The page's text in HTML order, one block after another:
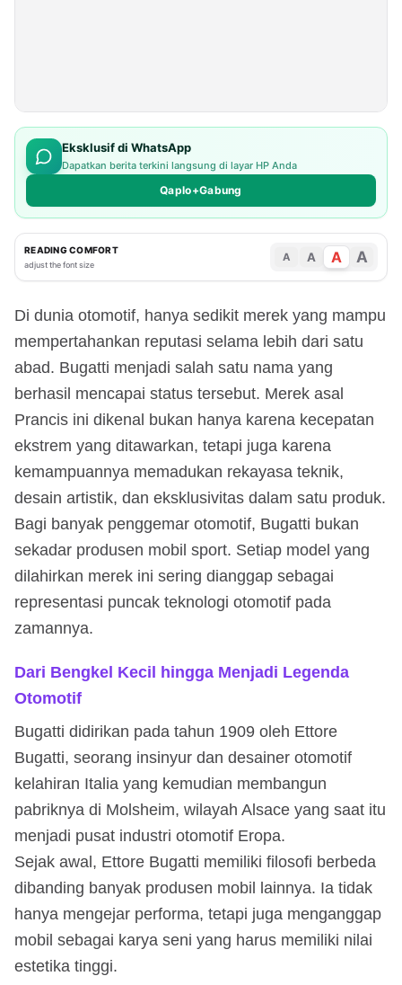
Eksklusif di WhatsApp
Dapatkan berita terkini langsung di layar HP Anda
Qaplo+Gabung
READING COMFORT
adjust the font size
A A A A
Di dunia otomotif, hanya sedikit merek yang mampu
mempertahankan reputasi selama lebih dari satu
abad. Bugatti menjadi salah satu nama yang
berhasil mencapai status tersebut. Merek asal
Prancis ini dikenal bukan hanya karena kecepatan
ekstrem yang ditawarkan, tetapi juga karena
kemampuannya memadukan rekayasa teknik,
desain artistik, dan eksklusivitas dalam satu produk.
Bagi banyak penggemar otomotif, Bugatti bukan
sekadar produsen mobil sport. Setiap model yang
dilahirkan merek ini sering dianggap sebagai
representasi puncak teknologi otomotif pada
zamannya.
Dari Bengkel Kecil hingga Menjadi Legenda
Otomotif
Bugatti didirikan pada tahun 1909 oleh Ettore
Bugatti, seorang insinyur dan desainer otomotif
kelahiran Italia yang kemudian membangun
pabriknya di Molsheim, wilayah Alsace yang saat itu
menjadi pusat industri otomotif Eropa.
Sejak awal, Ettore Bugatti memiliki filosofi berbeda
dibanding banyak produsen mobil lainnya. Ia tidak
hanya mengejar performa, tetapi juga menganggap
mobil sebagai karya seni yang harus memiliki nilai
estetika tinggi.